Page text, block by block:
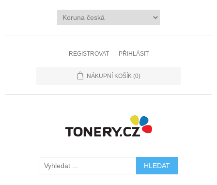
REGISTROVAT PŘIHLÁSIT
NÁKUPNÍ KOŠÍK (0)